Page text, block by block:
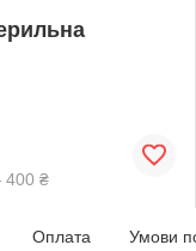
400 ₴
Оплата Умови